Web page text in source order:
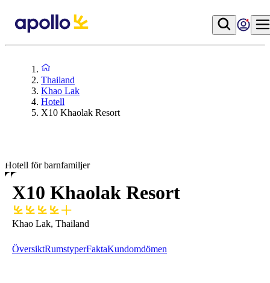
Thailand
Khao Lak
Hotell
X10 Khaolak Resort
Hotell för barnfamiljer
X10 Khaolak Resort
Khao Lak, Thailand
ÖversiktRumstyperFaktaKundomdömen